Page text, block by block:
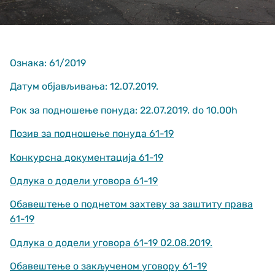
Ознака: 61/2019
Датум објављивања: 12.07.2019.
Рок за подношење понуда: 22.07.2019. do 10.00h
Позив за подношење понуда 61-19
Конкурсна документација 61-19
Одлука о додели уговора 61-19
Обавештење о поднетом захтеву за заштиту права
61-19
Одлука о додели уговора 61-19 02.08.2019.
Обавештење о закљученом уговору 61-19
Неопходно
cookies are
They are
the website
In order for us
the website's